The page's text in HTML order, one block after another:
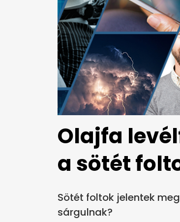
Olajfa
a sötét
Sötét foltok jelentek
sárgulnak?